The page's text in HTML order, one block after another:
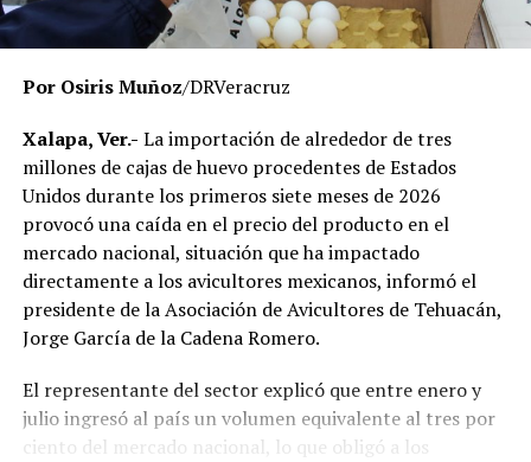
momento no existe una determinación definitiva sobre
responsabilidades individuales.
señalaron que un grupo de profesores ha manifestado
su inconformidad con el proceso de revisión, al
considerar que las investigaciones podrían afectar
intereses al interior de la institución.
De acuerdo con esos testimonios, el grupo identificado
comoMovimiento Estatal UPAV, integrado
públicamente por Verónica Sánchez Ramos, Mauricio
Ivette Lara Barradas, Roberto Ibáñez y Carlos Enrique
Sierra, ha cuestionado las acciones emprendidas por las
autoridades universitarias y estatales.
Por Osiris Muñoz/DRVeracruz
Xalapa, Ver.- La importación de alrededor de tres
millones de cajas de huevo procedentes de Estados
Unidos durante los primeros siete meses de 2026
provocó una caída en el precio del producto en el
mercado nacional, situación que ha impactado
directamente a los avicultores mexicanos, informó el
presidente de la Asociación de Avicultores de Tehuacán,
Jorge García de la Cadena Romero.
El representante del sector explicó que entre enero y
julio ingresó al país un volumen equivalente al tres por
ciento del mercado nacional, lo que obligó a los